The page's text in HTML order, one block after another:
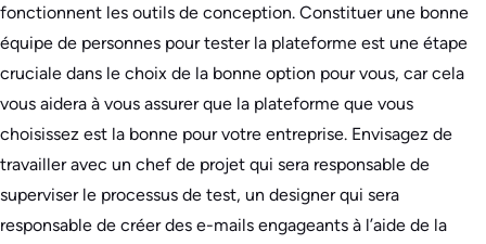
fonctionnent les outils de conception. Constituer une bonne
équipe de personnes pour tester la plateforme est une étape
cruciale dans le choix de la bonne option pour vous, car cela
vous aidera à vous assurer que la plateforme que vous
choisissez est la bonne pour votre entreprise. Envisagez de
travailler avec un chef de projet qui sera responsable de
superviser le processus de test, un designer qui sera
responsable de créer des e-mails engageants à l’aide de la